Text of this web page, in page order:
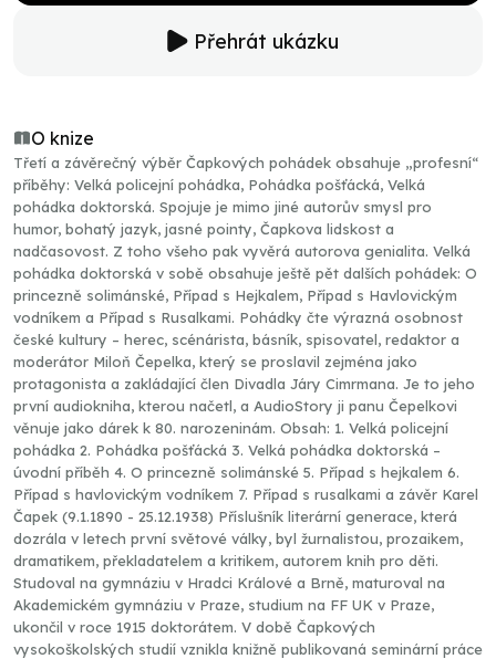
Přehrát ukázku
O knize
Třetí a závěrečný výběr Čapkových pohádek obsahuje „profesní“
příběhy: Velká policejní pohádka, Pohádka pošťácká, Velká
pohádka doktorská. Spojuje je mimo jiné autorův smysl pro
humor, bohatý jazyk, jasné pointy, Čapkova lidskost a
nadčasovost. Z toho všeho pak vyvěrá autorova genialita. Velká
pohádka doktorská v sobě obsahuje ještě pět dalších pohádek: O
princezně solimánské, Případ s Hejkalem, Případ s Havlovickým
vodníkem a Případ s Rusalkami. Pohádky čte výrazná osobnost
české kultury – herec, scénárista, básník, spisovatel, redaktor a
moderátor Miloň Čepelka, který se proslavil zejména jako
protagonista a zakládající člen Divadla Járy Cimrmana. Je to jeho
první audiokniha, kterou načetl, a AudioStory ji panu Čepelkovi
věnuje jako dárek k 80. narozeninám. Obsah: 1. Velká policejní
pohádka 2. Pohádka pošťácká 3. Velká pohádka doktorská –
úvodní příběh 4. O princezně solimánské 5. Případ s hejkalem 6.
Případ s havlovickým vodníkem 7. Případ s rusalkami a závěr Karel
Čapek (9.1.1890 - 25.12.1938) Příslušník literární generace, která
dozrála v letech první světové války, byl žurnalistou, prozaikem,
dramatikem, překladatelem a kritikem, autorem knih pro děti.
Studoval na gymnáziu v Hradci Králové a Brně, maturoval na
Akademickém gymnáziu v Praze, studium na FF UK v Praze,
ukončil v roce 1915 doktorátem. V době Čapkových
vysokoškolských studií vznikla knižně publikovaná seminární práce